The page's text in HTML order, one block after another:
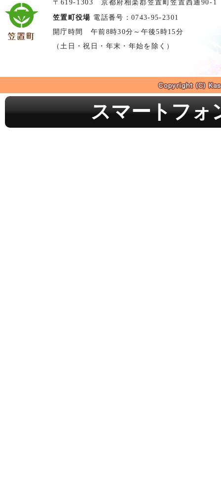
〒619-1303 京都府相楽郡笠置町笠置西通90-1
笠置町役場 電話番号：0743-95-2301
開庁時間 午前8時30分～午後5時15分
（土日・祝日・年末・年始を除く）
スマートフォ